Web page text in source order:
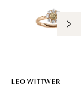
LEO WITTWER